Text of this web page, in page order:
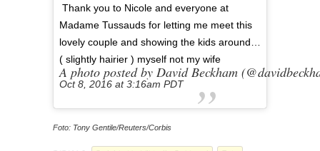
Thank you to Nicole and everyone at
Madame Tussauds for letting me meet this
lovely couple and showing the kids around…
( slightly hairier ) myself not my wife
A photo posted by David Beckham
Oct 8, 2016 at 3:16am PDT
Foto: Tony Gentile/Reuters/Corbis